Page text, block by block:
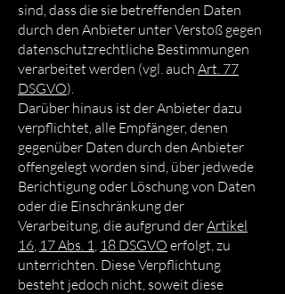
sind, dass die sie betreffenden Daten
durch den Anbieter unter Verstoß gegen
datenschutzrechtliche Bestimmungen
verarbeitet werden (vgl. auch Art. 77
DSGVO).
Darüber hinaus ist der Anbieter dazu
verpflichtet, alle Empfänger, denen
gegenüber Daten durch den Anbieter
offengelegt worden sind, über jedwede
Berichtigung oder Löschung von Daten
oder die Einschränkung der
Verarbeitung, die aufgrund derArtikel
16, 17 Abs. 1, 18 DSGVO erfolgt, zu
unterrichten. Diese Verpflichtung
besteht jedoch nicht, soweit diese